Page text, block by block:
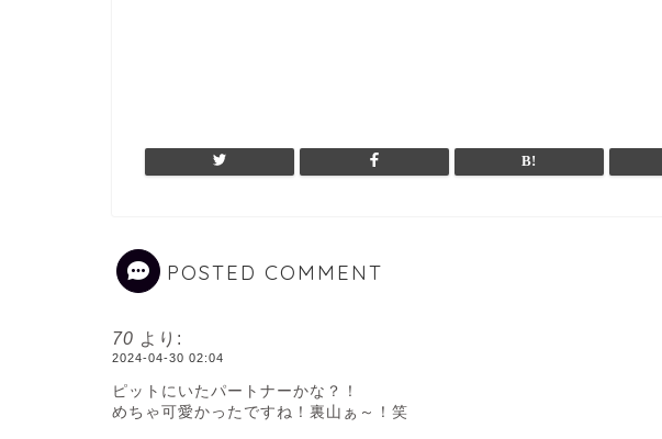
POSTED COMMENT
70 より:
2024-04-30 02:04
ピットにいたパートナーかな？！
めちゃ可愛かったですね！裏山ぁ～！笑